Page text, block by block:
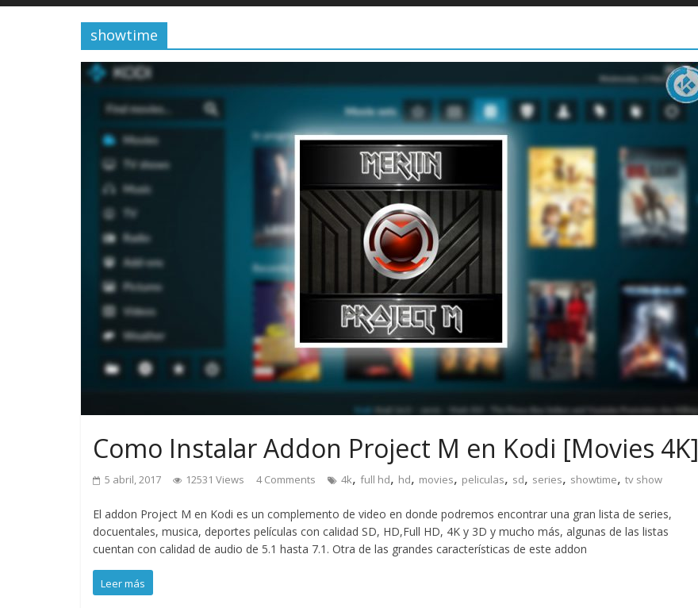
showtime
Como Instalar Addon Project M en Kodi [Movies 4K]
5 abril, 2017 12531 Views 4 Comments 4k, full hd, hd, movies, peliculas, sd, series, showtime, tv show
El addon Project M en Kodi es un complemento de video en donde podremos encontrar una gran lista de series,
docuentales, musica, deportes películas con calidad SD, HD,Full HD, 4K y 3D y mucho más, algunas de las listas
cuentan con calidad de audio de 5.1 hasta 7.1. Otra de las grandes características de este addon
Leer más